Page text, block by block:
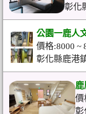
彰化
公園一鹿人
價格:8000 ~
彰化縣鹿港
鹿
價
彰